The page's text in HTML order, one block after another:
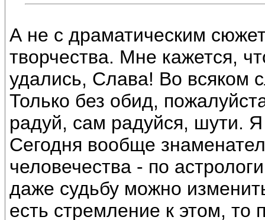
А не с драматическим
творчества. Мне кажется,
удались, Слава! Во всяком
Только без обид,
радуй, сам радуйся, шути.
Сегодня вообще
человечества - по
даже судьбу можно
есть стремление к этом, то